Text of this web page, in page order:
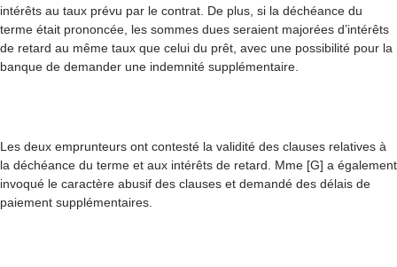
intérêts au taux prévu par le contrat. De plus, si la déchéance du
terme était prononcée, les sommes dues seraient majorées d’intérêts
de retard au même taux que celui du prêt, avec une possibilité pour la
banque de demander une indemnité supplémentaire.
Les deux emprunteurs ont contesté la validité des clauses relatives à
la déchéance du terme et aux intérêts de retard. Mme [G] a également
invoqué le caractère abusif des clauses et demandé des délais de
paiement supplémentaires.